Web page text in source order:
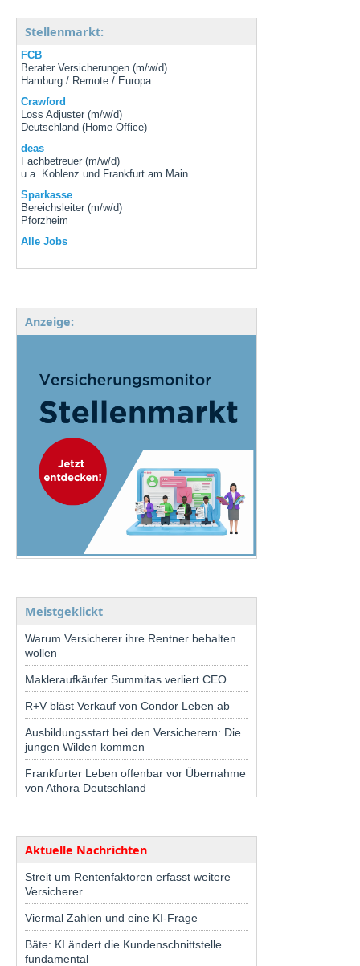
Stellenmarkt:
FCB
Berater Versicherungen (m/w/d)
Hamburg / Remote / Europa
Crawford
Loss Adjuster (m/w/d)
Deutschland (Home Office)
deas
Fachbetreuer (m/w/d)
u.a. Koblenz und Frankfurt am Main
Sparkasse
Bereichsleiter (m/w/d)
Pforzheim
Alle Jobs
Anzeige:
Meistgeklickt
Warum Versicherer ihre Rentner behalten
wollen
Makleraufkäufer Summitas verliert CEO
R+V bläst Verkauf von Condor Leben ab
Ausbildungsstart bei den Versicherern: Die
jungen Wilden kommen
Frankfurter Leben offenbar vor Übernahme
von Athora Deutschland
Aktuelle Nachrichten
Streit um Rentenfaktoren erfasst weitere
Versicherer
Viermal Zahlen und eine KI-Frage
Bäte: KI ändert die Kundenschnittstelle
fundamental